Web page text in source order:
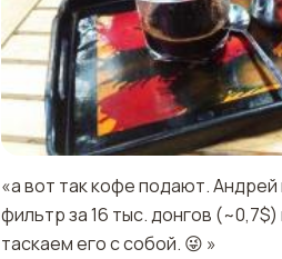
«а вот так кофе подают.
фильтр за 16 тыс. донгов
таскаем его с собой. 😜 »